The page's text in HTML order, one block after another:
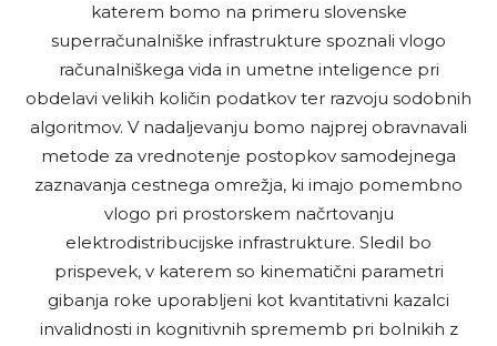
katerem bomo na primeru slovenske
superračunalniške infrastrukture spoznali vlogo
računalniškega vida in umetne inteligence pri
obdelavi velikih količin podatkov ter razvoju sodobnih
algoritmov. V nadaljevanju bomo najprej obravnavali
metode za vrednotenje postopkov samodejnega
zaznavanja cestnega omrežja, ki imajo pomembno
vlogo pri prostorskem načrtovanju
elektrodistribucijske infrastrukture. Sledil bo
prispevek, v katerem so kinematični parametri
gibanja roke uporabljeni kot kvantitativni kazalci
invalidnosti in kognitivnih sprememb pri bolnikih z